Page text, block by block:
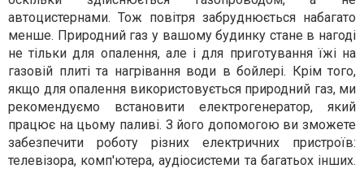
автоцистернами. Тож повітря забруднюється набагато
менше. Природний газ у вашому будинку стане в нагоді
не тільки для опалення, але і для приготування їжі на
газовій плиті та нагрівання води в бойлері. Крім того,
якщо для опалення використовується природний газ, ми
рекомендуємо встановити електрогенератор, який
працює на цьому паливі. З його допомогою ви зможете
забезпечити роботу різних електричних пристроїв:
телевізора, комп'ютера, аудіосистеми та багатьох інших.